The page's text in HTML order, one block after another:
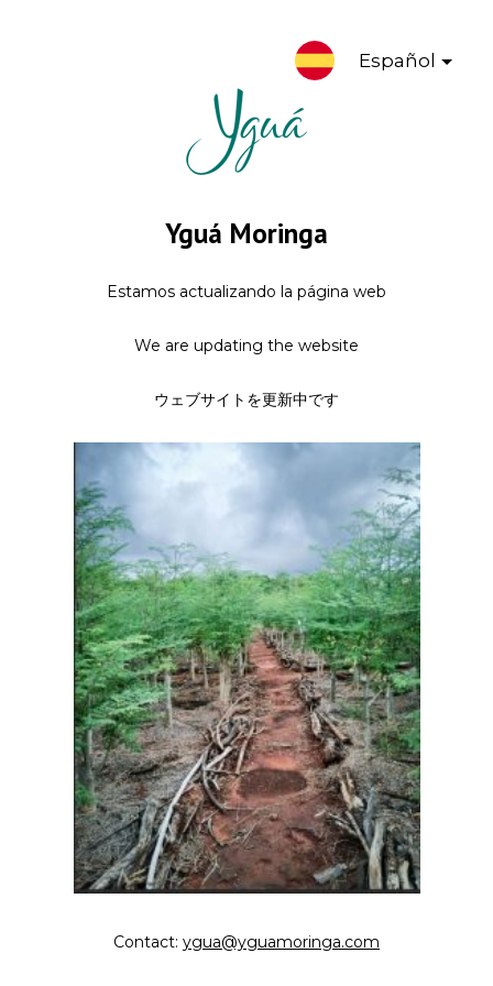
Español
Yguá Moringa
Estamos actualizando la página web
We are updating the website
ウェブサイトを更新中です
Contact: ygua@yguamoringa.com